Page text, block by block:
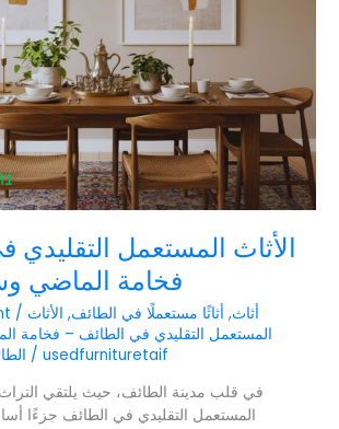
الأثاث المستعمل
فخامة الماضي
/ أثاث, أثاثًا مستعملًا في الطائف, الأثاث
المستعمل التقليدي في الطائف – فخامة
/usedfurnituretaif
في قلب مدينة الطائف، حيث يلتقي التراث
المستعمل التقليدي في الطائف جزءًا